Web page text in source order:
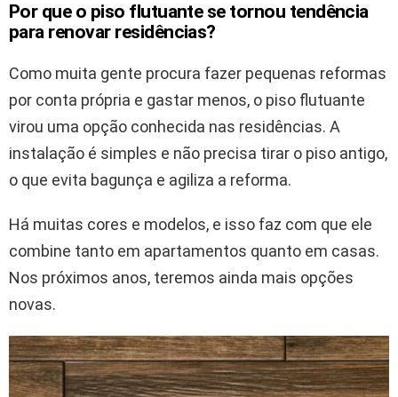
Por que o piso flutuante se tornou tendência
para renovar residências?
Como muita gente procura fazer pequenas reformas
por conta própria e gastar menos, o piso flutuante
virou uma opção conhecida nas residências. A
instalação é simples e não precisa tirar o piso antigo,
o que evita bagunça e agiliza a reforma.
Há muitas cores e modelos, e isso faz com que ele
combine tanto em apartamentos quanto em casas.
Nos próximos anos, teremos ainda mais opções
novas.